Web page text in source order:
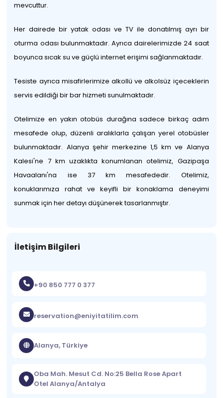
mevcuttur.
Her dairede bir yatak odası ve TV ile donatılmış ayrı bir
oturma odası bulunmaktadır. Ayrıca dairelerimizde 24 saat
boyunca sıcak su ve güçlü internet erişimi sağlanmaktadır.
Tesiste ayrıca misafirlerimize alkollü ve alkolsüz içeceklerin
servis edildiği bir bar hizmeti sunulmaktadır.
Otelimize en yakın otobüs durağına sadece birkaç adım
mesafede olup, düzenli aralıklarla çalışan yerel otobüsler
bulunmaktadır. Alanya şehir merkezine 1,5 km ve Alanya
Kalesi'ne 7 km uzaklıkta konumlanan otelimiz, Gazipaşa
Havaalanı'na ise 37 km mesafededir. Otelimiz,
konuklarımıza rahat ve keyifli bir konaklama deneyimi
sunmak için her detayı düşünerek tasarlanmıştır.
İletişim Bilgileri
+90 850 777 0 377
reservation@eniyitatilim.com
Alanya, Türkiye
Oba Mah. Mesut Cd. No:25 Bella Rose Apart
Otel Alanya/Antalya